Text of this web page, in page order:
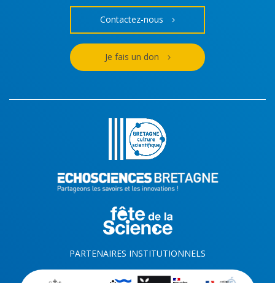
Contactez-nous
Je fais un don
PARTENAIRES INSTITUTIONNELS